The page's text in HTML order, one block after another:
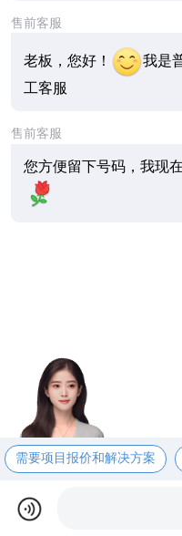
售前客服
老板，您好！
我是
工客服
售前客服
您方便留下号码，我现
需要项目报价和解决方案